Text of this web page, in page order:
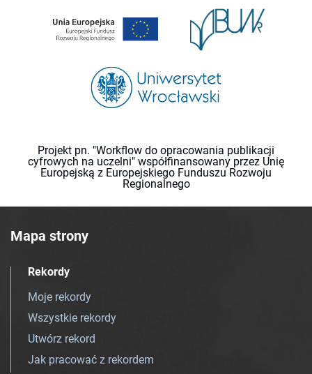
Projekt pn. "Workflow do opracowania publikacji
cyfrowych na uczelni" współfinansowany przez Unię
Europejską z Europejskiego Funduszu Rozwoju
Regionalnego
Mapa strony
Rekordy
Moje rekordy
Wszystkie rekordy
Utwórz rekord
Jak pracować z rekordem